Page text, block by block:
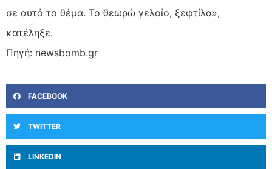
σε αυτό το θέμα. Το θεωρώ γελοίο, ξεφτίλα»,
κατέληξε.
Πηγή: newsbomb.gr
FACEBOOK
TWITTER
LINKEDIN